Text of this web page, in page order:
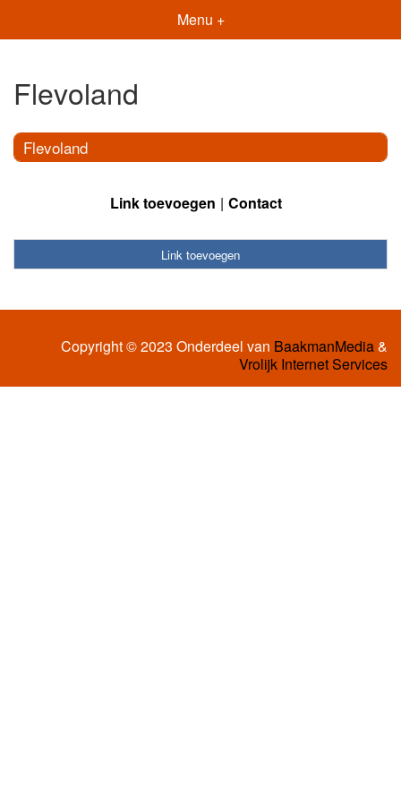
Menu +
Flevoland
Flevoland
Link toevoegen Contact
Link toevoegen
Copyright © 2023 Onderdeel van BaakmanMedia&
Vrolijk Internet Services